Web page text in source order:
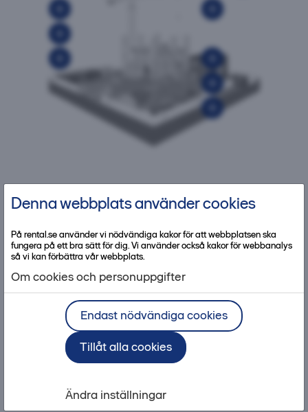
Denna webbplats använder cookies
På rental.se använder vi nödvändiga kakor för att webbplatsen ska
fungera på ett bra sätt för dig. Vi använder också kakor för webbanalys
så vi kan förbättra vår webbplats.
Om cookies och personuppgifter
Endast nödvändiga cookies
Tillåt alla cookies
Ändra inställningar
Hitta rätt produkter för ditt projekt